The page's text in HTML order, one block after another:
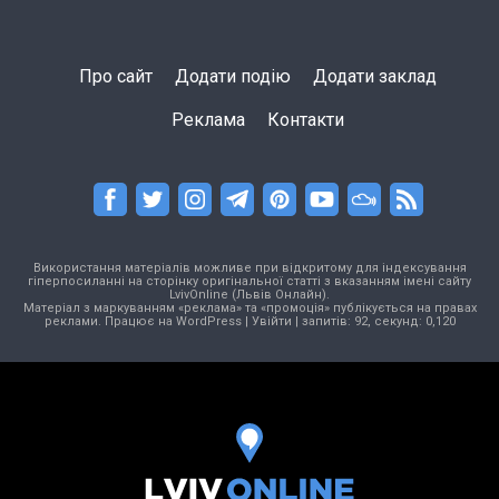
Про сайт Додати подію Додати заклад
Реклама Контакти
Використання матеріалів можливе при відкритому для індексування
гіперпосиланні на сторінку оригінальної статті з вказанням імені сайту
LvivOnline (Львів Онлайн).
Матеріал з маркуванням «реклама» та «промоція» публікується на правах
реклами. Працює на WordPress| Увійти | запитів: 92, секунд: 0,120